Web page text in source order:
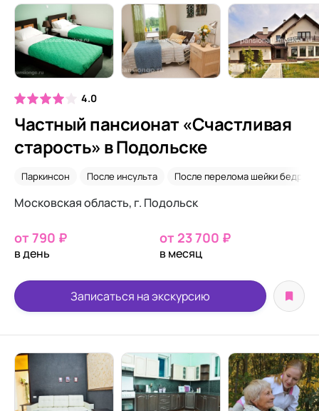
4.0
Частный пансионат «Счастливая
старость» в Подольске
Паркинсон После инсульта После перелома шейки бедра
Московская область, г. Подольск
от 790 ₽
в день
от 23 700 ₽
в месяц
Записаться на экскурсию